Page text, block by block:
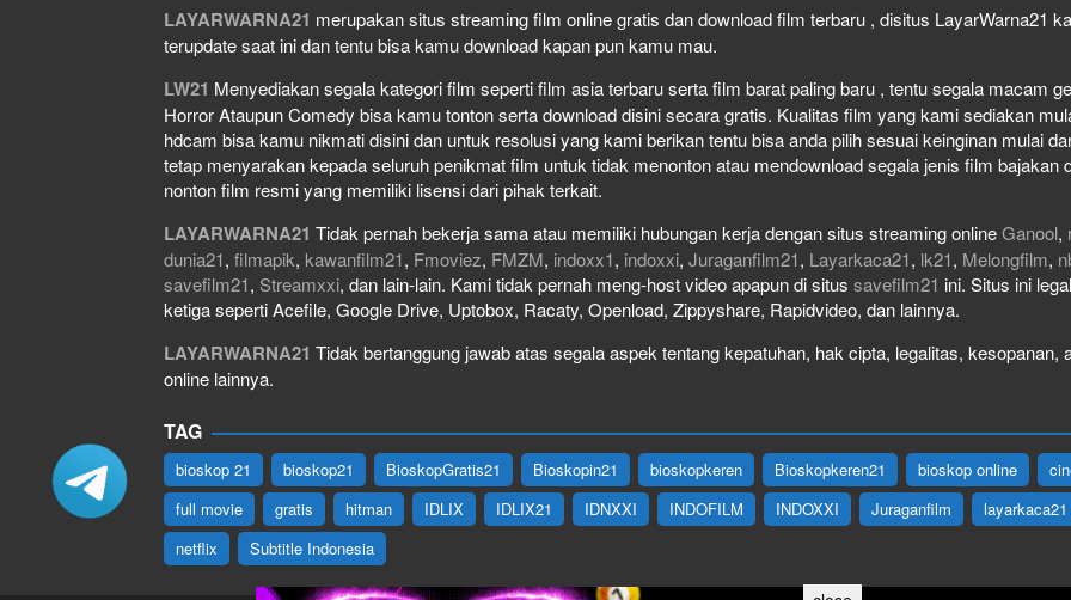
LAYARWARNA21 merupakan situs streaming film online gratis dan download film terbaru , disitus LayarWarna21
terupdate saat ini dan tentu bisa kamu download kapan pun kamu mau.
LW21 Menyediakan segala kategori film seperti film asia terbaru serta film barat paling baru , tentu segala macam
Horror Ataupun Comedy bisa kamu tonton serta download disini secara gratis. Kualitas film yang kami sediakan
hdcam bisa kamu nikmati disini dan untuk resolusi yang kami berikan tentu bisa anda pilih sesuai keinginan mulai
tetap menyarakan kepada seluruh penikmat film untuk tidak menonton atau mendownload segala jenis film
nonton film resmi yang memiliki lisensi dari pihak terkait.
LAYARWARNA21 Tidak pernah bekerja sama atau memiliki hubungan kerja dengan situs streaming onlineGanool,
dunia21, filmapik, kawanfilm21, Fmoviez, FMZM, indoxx1, indoxxi, Juraganfilm21, Layarkaca21, lk21, Melongfilm,
savefilm21, Streamxxi, dan lain-lain. Kami tidak pernah meng-host video apapun di situs savefilm21 ini. Situs ini
ketiga seperti Acefile, Google Drive, Uptobox, Racaty, Openload, Zippyshare, Rapidvideo, dan lainnya.
LAYARWARNA21 Tidak bertanggung jawab atas segala aspek tentang kepatuhan, hak cipta, legalitas,
online lainnya.
TAG
bioskop 21 bioskop21 BioskopGratis21 Bioskopin21 bioskopkeren Bioskopkeren21 bioskop online
full movie
gratis hitman IDLIX IDLIX21 IDNXXI INDOFILM INDOXXI Juraganfilm
layarkaca21
netflix
Subtitle Indonesia